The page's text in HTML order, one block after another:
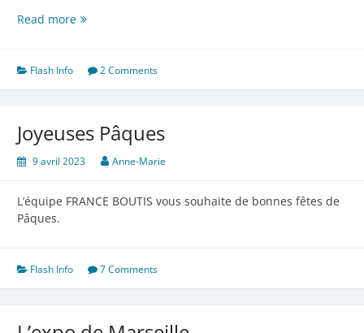
Read moreL’ami
Chapitre
2
Flash Info 2 Comments
Joyeuses Pâques
9 avril 2023 Anne-Marie
L’équipe FRANCE BOUTIS vous souhaite de bonnes fêtes de
Pâques.
Flash Info 7 Comments